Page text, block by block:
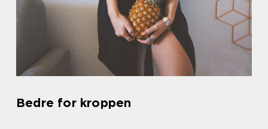
Bedre for kroppen